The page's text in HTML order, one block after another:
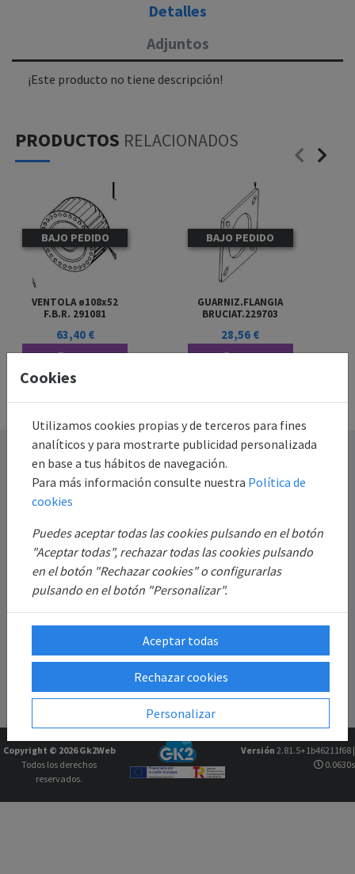
Detalles
Adjuntos
¡Este producto no tiene descripción!
PRODUCTOS RELACIONADOS
BAJO PEDIDO
VENTOLA ø108x52
F.B.R. 291081
63,40 €
información
BAJO PEDIDO
GUARNIZ.FLANGIA
BRUCIAT.229703
28,56 €
Destacado
Información
Mi Cuenta
Sobre Nosotros
Copyright © 2026Gk2Web
Todos los derechos
reservados.
Versión 2.81.5+1b46211f68 |
0.0630s
Cookies
Utilizamos cookies propias y de terceros para fines
analíticos y para mostrarte publicidad personalizada
en base a tus hábitos de navegación.
Para más información consulte nuestra Política de
cookies
Puedes aceptar todas las cookies pulsando en el botón
"Aceptar todas", rechazar todas las cookies pulsando
en el botón "Rechazar cookies" o configurarlas
pulsando en el botón "Personalizar".
Aceptar todas
Rechazar cookies
Personalizar